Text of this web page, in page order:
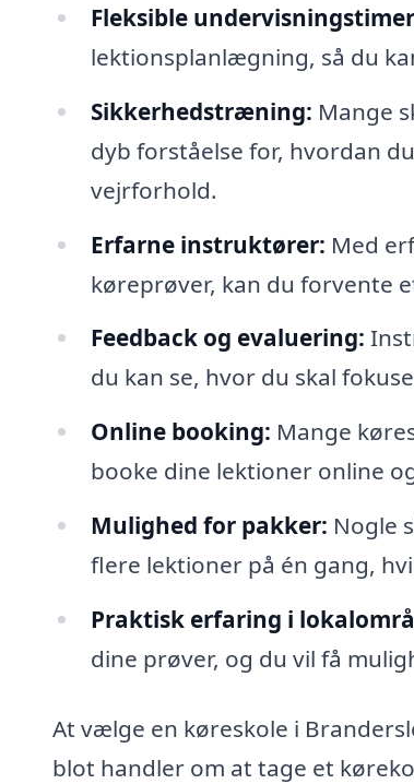
Fleksible
lektionsplanlægning, så du
Sikkerhedstræning: Mange
dyb forståelse for, hvordan
vejrforhold.
Erfarne instruktører: Med
køreprøver, kan du forvente
Feedback og evaluering:
du kan se, hvor du skal
Online booking: Mange
booke dine lektioner online
Mulighed for pakker: Nogle
flere lektioner på én gang,
Praktisk erfaring i
dine prøver, og du vil få
At vælge en køreskole i
blot handler om at tage et